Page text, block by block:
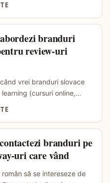
explicativ crește, iar
care livrează “atenție
doar impresii — trend
IAB Spain pentru 2026,
tot mai mult pentru
care oferă valoare
...
branduri
review-uri
vrei branduri slovace
(cursuri online,
review-uri sau
să înțelegi două
din zonă și cum
(VK) pentru outreach
branduri pe
uri care vând
să se intereseze de